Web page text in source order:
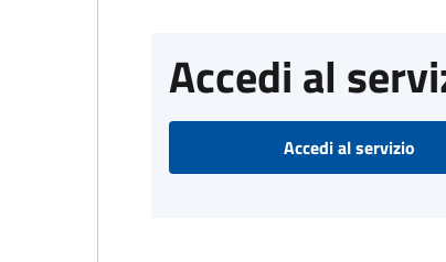
Accedi al
Accedi al servizio